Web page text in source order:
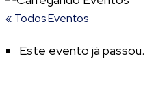
« Todos Eventos
Este evento já passou.